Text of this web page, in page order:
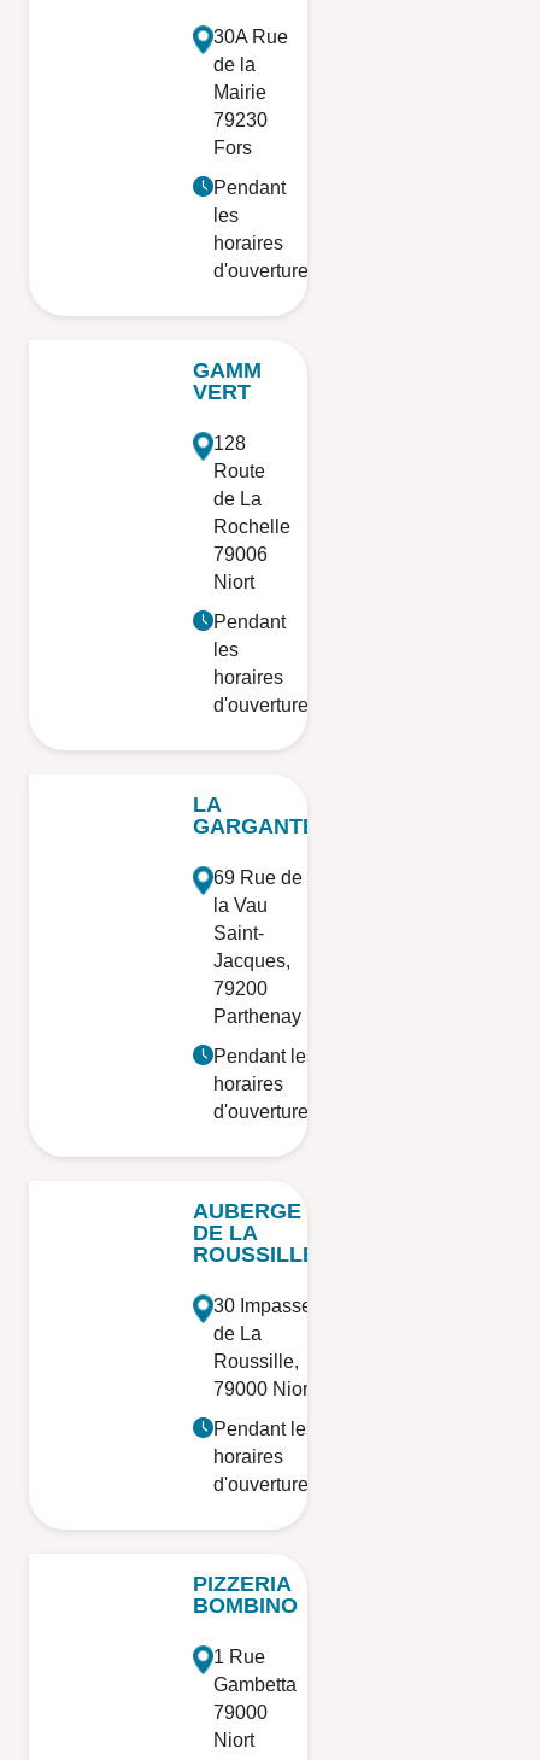
30A Rue
de la
Mairie
79230
Fors
Pendant
les
horaires
d'ouverture
GAMM
VERT
128
Route
de La
Rochelle
79006
Niort
Pendant
les
horaires
d'ouverture
LA
GARGANTE
69 Rue de
la Vau
Saint-
Jacques,
79200
Parthenay
Pendant les
horaires
d'ouverture
AUBERGE
DE LA
ROUSSILLE
30 Impasse
de La
Roussille,
79000 Niort
Pendant les
horaires
d'ouverture
PIZZERIA
BOMBINO
1 Rue
Gambetta
79000
Niort